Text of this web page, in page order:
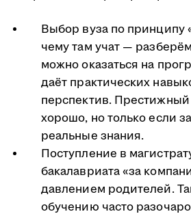
Выбор вуза по принципу
чему там учат —
можно оказаться на
даёт практических
перспектив.
хорошо, но только если
реальные знания.
Поступление в
бакалавриата «за
давлением родителей.
обучению часто